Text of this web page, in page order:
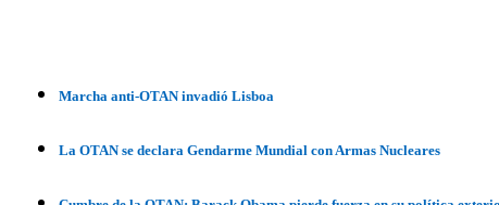
Marcha anti-OTAN invadió Lisboa
La OTAN se declara Gendarme Mundial con Armas Nucleares